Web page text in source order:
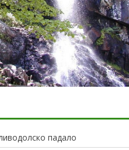
падало